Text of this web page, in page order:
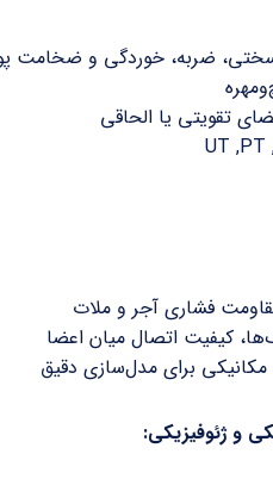
ضربه، خوردگی و ضخامت
تقویتی یا الحاقی
فشاری آجر و ملات
کیفیت اتصال میان اعضا
برای مدل‌سازی دقیق
و ژئوفیزیکی: